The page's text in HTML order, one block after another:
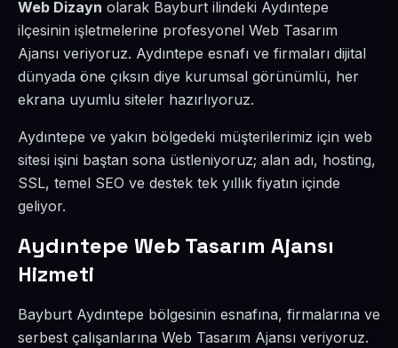
Web Dizayn olarak Bayburt ilindeki Aydıntepe
ilçesinin işletmelerine profesyonel Web Tasarım
Ajansı veriyoruz. Aydıntepe esnafı ve firmaları dijital
dünyada öne çıksın diye kurumsal görünümlü, her
ekrana uyumlu siteler hazırlıyoruz.
Aydıntepe ve yakın bölgedeki müşterilerimiz için web
sitesi işini baştan sona üstleniyoruz; alan adı, hosting,
SSL, temel SEO ve destek tek yıllık fiyatın içinde
geliyor.
Aydıntepe Web Tasarım Ajansı
Hizmeti
Bayburt Aydıntepe bölgesinin esnafına, firmalarına ve
serbest çalışanlarına Web Tasarım Ajansı veriyoruz.